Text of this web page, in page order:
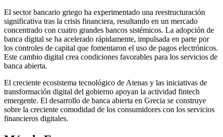
El sector bancario griego ha experimentado una reestructuración
significativa tras la crisis financiera, resultando en un mercado
concentrado con cuatro grandes bancos sistémicos. La adopción de
banca digital se ha acelerado rápidamente, impulsada en parte por
los controles de capital que fomentaron el uso de pagos electrónicos.
Este cambio digital crea condiciones favorables para los servicios de
banca abierta.
El creciente ecosistema tecnológico de Atenas y las iniciativas de
transformación digital del gobierno apoyan la actividad fintech
emergente. El desarrollo de banca abierta en Grecia se construye
sobre la creciente comodidad de los consumidores con los servicios
financieros digitales.